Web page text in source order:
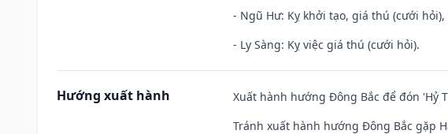
- Ngũ Hư: Kỵ khởi tạo, giá thú (cưới
- Ly Sàng: Kỵ việc giá thú (cưới hỏi).
Hướng xuất hành
Xuất hành hướng Đông Bắc để đón 'Hỷ
Tránh xuất hành hướng Đông Bắc gặp